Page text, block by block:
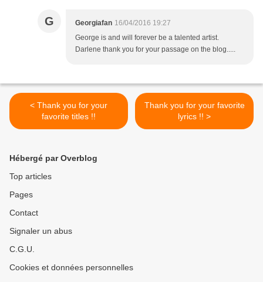
G Georgiafan 16/04/2016 19:27
George is and will forever be a talented artist.
Darlene thank you for your passage on the blog.....
< Thank you for your
favorite titles !!
Thank you for your favorite
lyrics !! >
Hébergé par Overblog
Top articles
Pages
Contact
Signaler un abus
C.G.U.
Cookies et données personnelles